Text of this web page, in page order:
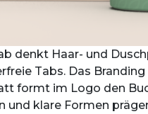
denkt Haar- und
Tabs. Das
formt im Logo den
und klare Formen